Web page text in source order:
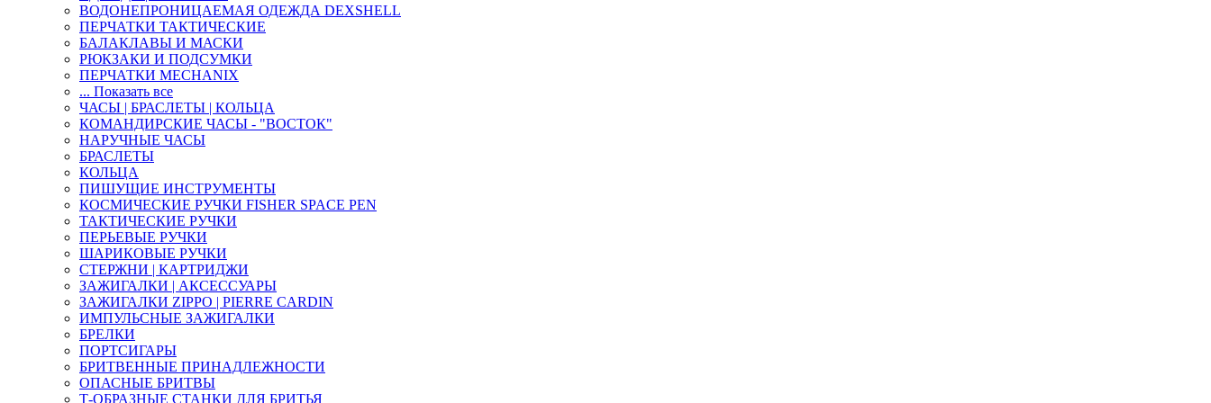
ВОДОНЕПРОНИЦАЕМАЯ ОДЕЖДА DEXSHELL
ПЕРЧАТКИ ТАКТИЧЕСКИЕ
БАЛАКЛАВЫ И МАСКИ
РЮКЗАКИ И ПОДСУМКИ
ПЕРЧАТКИ MECHANIX
... Показать все
ЧАСЫ | БРАСЛЕТЫ | КОЛЬЦА
КОМАНДИРСКИЕ ЧАСЫ - "ВОСТОК"
НАРУЧНЫЕ ЧАСЫ
БРАСЛЕТЫ
КОЛЬЦА
ПИШУЩИЕ ИНСТРУМЕНТЫ
КОСМИЧЕСКИЕ РУЧКИ FISHER SPACE PEN
ТАКТИЧЕСКИЕ РУЧКИ
ПЕРЬЕВЫЕ РУЧКИ
ШАРИКОВЫЕ РУЧКИ
СТЕРЖНИ | КАРТРИДЖИ
ЗАЖИГАЛКИ | АКСЕССУАРЫ
ЗАЖИГАЛКИ ZIPPO | PIERRE CARDIN
ИМПУЛЬСНЫЕ ЗАЖИГАЛКИ
БРЕЛКИ
ПОРТСИГАРЫ
БРИТВЕННЫЕ ПРИНАДЛЕЖНОСТИ
ОПАСНЫЕ БРИТВЫ
Т-ОБРАЗНЫЕ СТАНКИ ДЛЯ БРИТЬЯ